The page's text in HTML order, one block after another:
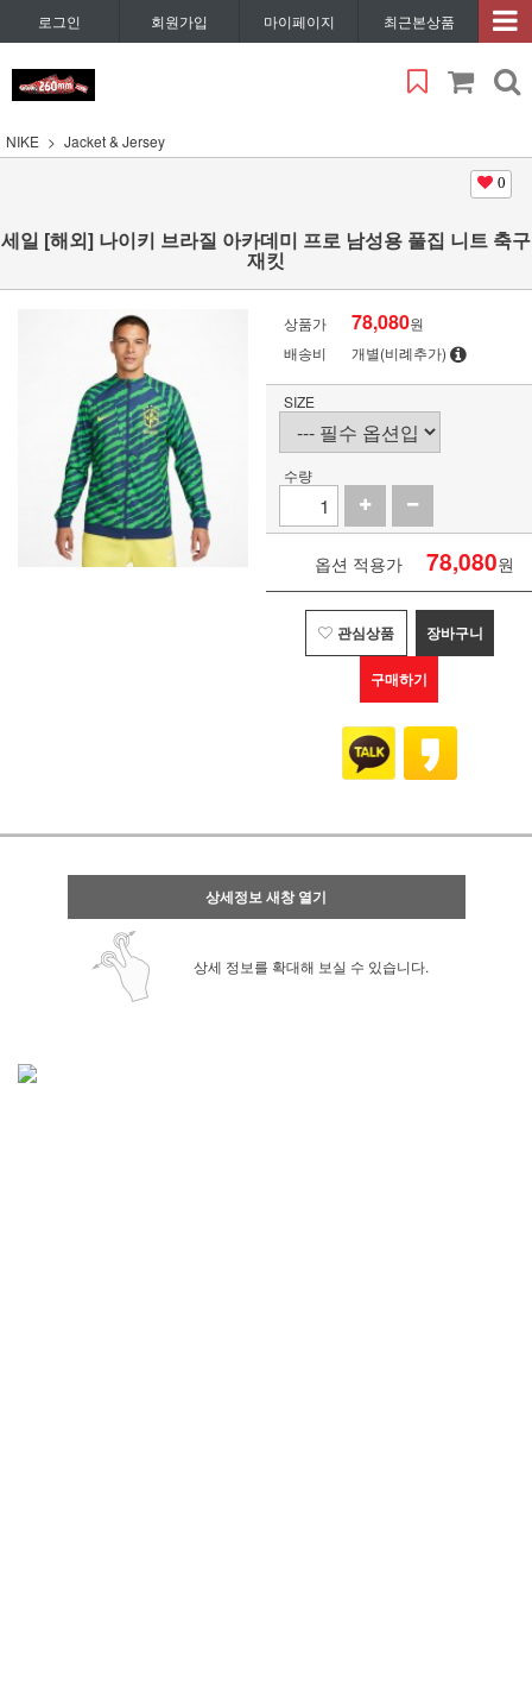
로그인 회원가입 마이페이지 최근본상품
NIKE Jacket & Jersey
0
세일 [해외] 나이키 브라질 아카데미 프로 남성용 풀집 니트 축구
재킷
상품가 78,080원
배송비
개별(비례추가)
SIZE
수량
옵션 적용가 78,080원
관심상품 장바구니
구매하기
상세정보 새창 열기
상세 정보를 확대해 보실 수 있습니다.